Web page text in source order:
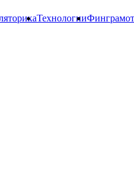
Технологии